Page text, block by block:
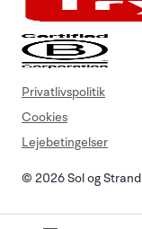
© 2026 Sol og Strand
Privatlivspolitik
Cookies
Lejebetingelser